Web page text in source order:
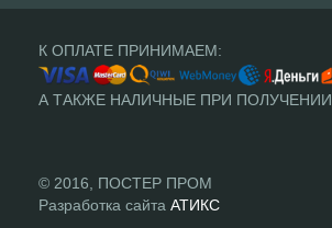
К ОПЛАТЕ ПРИНИМАЕМ:
А ТАКЖЕ НАЛИЧНЫЕ ПРИ ПОЛУЧЕНИИ
© 2016, ПОСТЕР ПРОМ
Разработка сайта АТИКС